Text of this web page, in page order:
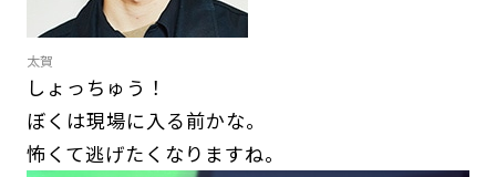
太賀
しょっちゅう！
ぼくは現場に入る前かな。
怖くて逃げたくなりますね。